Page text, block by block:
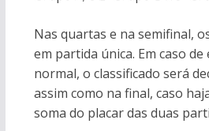
Nas quartas e na semifinal,
em partida única. Em caso
normal, o classificado será
assim como na final, caso
soma do placar das duas